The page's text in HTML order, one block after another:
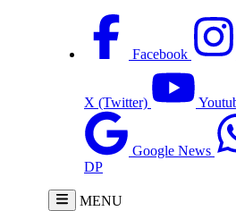
Facebook
X (Twitter)
Google News
DP
MENU